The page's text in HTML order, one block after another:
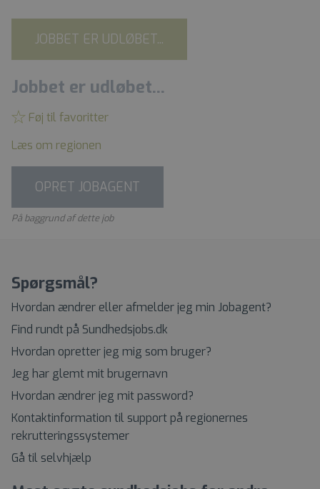
JOBBET ER UDLØBET...
Jobbet er udløbet...
Føj til favoritter
Læs om regionen
OPRET JOBAGENT
På baggrund af dette job
Spørgsmål?
Hvordan ændrer eller afmelder jeg min Jobagent?
Find rundt på Sundhedsjobs.dk
Hvordan opretter jeg mig som bruger?
Jeg har glemt mit brugernavn
Hvordan ændrer jeg mit password?
Kontaktinformation til support på regionernes
rekrutteringssystemer
Gå til selvhjælp